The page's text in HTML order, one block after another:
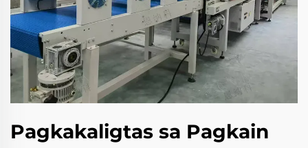
Pagkakaligtas sa Pagkain